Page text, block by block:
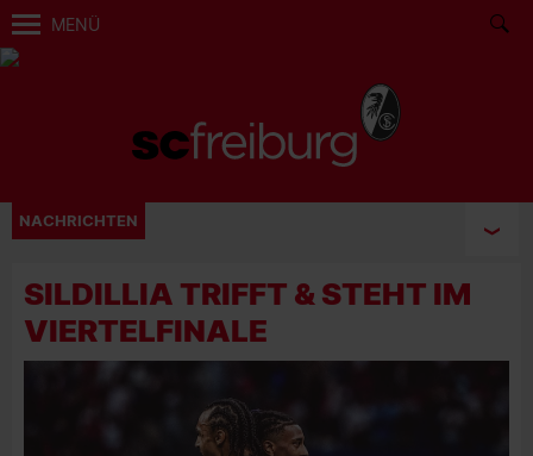
MENÜ
NACHRICHTEN
SILDILLIA TRIFFT & STEHT IM
VIERTELFINALE